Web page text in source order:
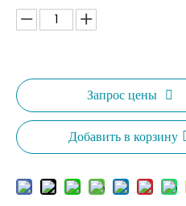
Запрос цены
Добавить в корзину